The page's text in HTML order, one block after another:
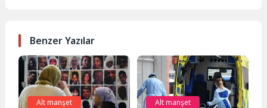
Benzer Yazılar
Alt manşet Alt manşet